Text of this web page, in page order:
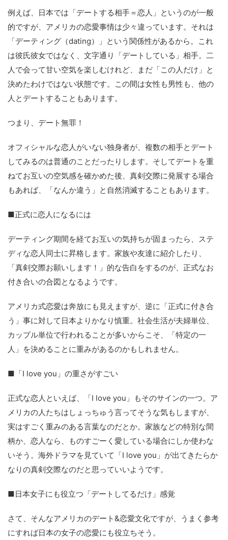
例えば、日本では「デートする相手＝恋人」というのが一般
的ですが、アメリカの恋愛事情は少々違っています。それは
「デーティング（dating）」という関係性があるから。これ
は彼氏彼女ではなく、文字通り「デートしている」相手。二
人で会って甘い空気を楽しむけれど、まだ「この人だけ」と
決めたわけではない状態です。この間は女性も男性も、他の
人とデートすることもあります。
つまり、デート無罪！
オフィシャルな恋人がいない独身者が、複数の相手とデート
してみるのは普通のことだったりします。そしてデートを重
ねてお互いの空気感を確かめた後、真剣交際に発展する場合
もあれば、「なんか違う」と自然消滅することもあります。
■正式に恋人になるには
デーティング期間を経てお互いの気持ちが固まったら、ステ
ディな恋人同士に昇格します。家族や友達に紹介したり、
「真剣交際お願いします！」的な告白をするのが、正式なお
付き合いの合図となるようです。
アメリカ式恋愛は奔放にも見えますが、逆に「正式に付き合
う」事に対して日本よりかなり慎重。社会生活が夫婦単位、
カップル単位で行われることが多いからこそ、「特定の一
人」を決めることに重みがあるのかもしれません。
■「I love you」の重さがすごい
正式な恋人といえば、「I love you」もそのサインの一つ。ア
メリカの人たちはしょっちゅう言ってそうな気もしますが、
実はすごく重みのある言葉なのだとか。家族などの特別な間
柄か、恋人なら、ものすごーく愛している場合にしか使わな
いそう。海外ドラマを見ていて「I love you」が出てきたらか
なりの真剣交際なのだと思っていいようです。
■日本女子にも役立つ「デートしてるだけ」感覚
さて、そんなアメリカのデート&恋愛文化ですが、うまく参考
にすれば日本の女子の恋愛にも役立ちそう。